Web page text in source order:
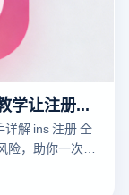
instagram怎么注册帐号？手把手教学让注册零失误
解 ins 注册 全
，助你一次成